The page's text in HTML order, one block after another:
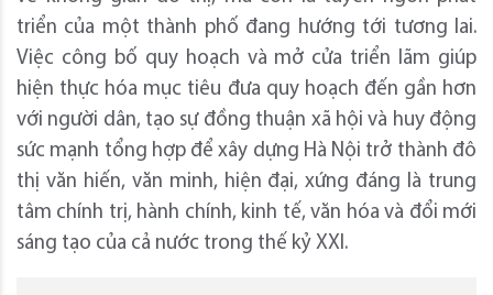
triển của một thành phố đang hướng tới tương lai.
Việc công bố quy hoạch và mở cửa triển lãm giúp
hiện thực hóa mục tiêu đưa quy hoạch đến gần hơn
với người dân, tạo sự đồng thuận xã hội và huy động
sức mạnh tổng hợp để xây dựng Hà Nội trở thành đô
thị văn hiến, văn minh, hiện đại, xứng đáng là trung
tâm chính trị, hành chính, kinh tế, văn hóa và đổi mới
sáng tạo của cả nước trong thế kỷ XXI.